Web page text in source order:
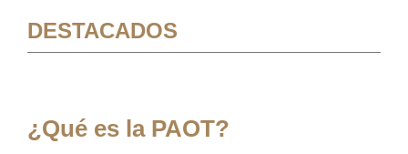
DESTACADOS
¿Qué es la PAOT?